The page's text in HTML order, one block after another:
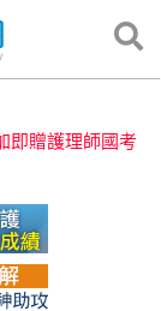
Ｏ妡同學來自高
即贈護理師國考
衝刺包！
團報優惠中！
！現正開課中